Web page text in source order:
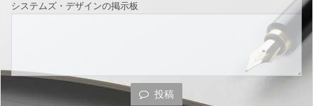
システムズ・デザインの掲示板
投稿